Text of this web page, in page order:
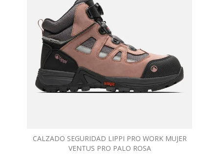
CALZADO SEGURIDAD LIPPI PRO WORK MUJER
VENTUS PRO PALO ROSA